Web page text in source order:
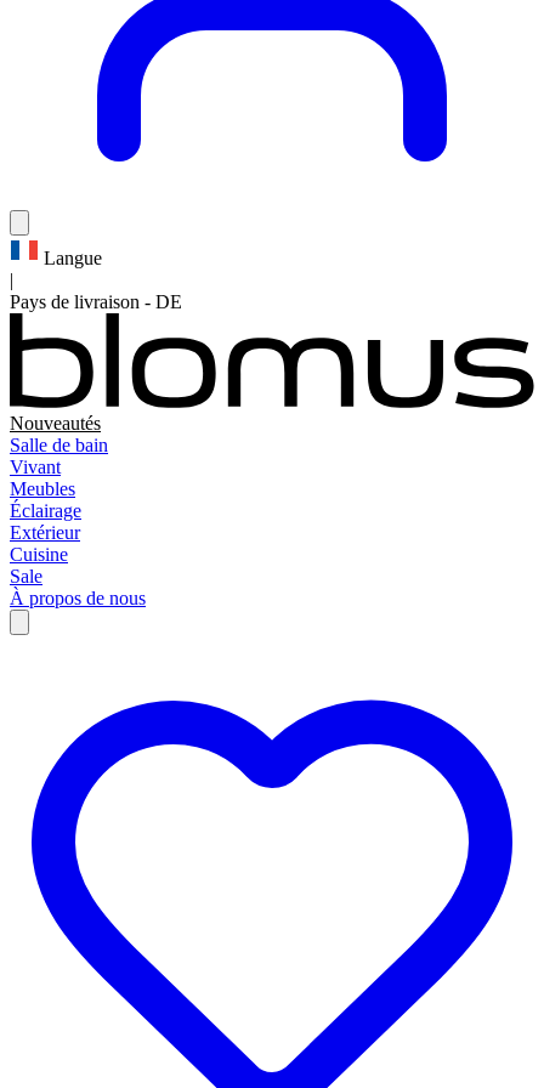
Langue
|
Pays de livraison - DE
Nouveautés
Salle de bain
Vivant
Meubles
Éclairage
Extérieur
Cuisine
Sale
À propos de nous